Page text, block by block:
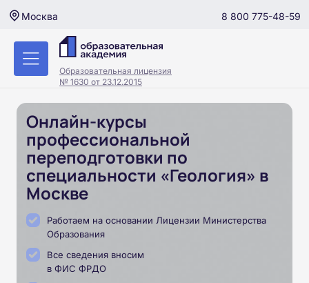
Москва 8 800 775-48-59
Образовательная лицензия
№ 1630 от 23.12.2015
Онлайн-курсы
профессиональной
переподготовки по
специальности «Геология» в
Москве
Работаем на основании Лицензии Министерства
Образования
Все сведения вносим
в ФИС ФРДО